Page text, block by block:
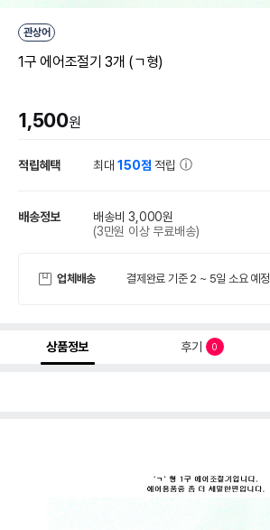
관상어
1구 에어조절기 3개 (ㄱ형)
1,500원
적립혜택 최대150점 적립
배송정보
배송비 3,000원
(3만원 이상 무료배송)
업체배송 결제완료 기준 2 ~ 5일 소요 예정
상품정보 후기 0